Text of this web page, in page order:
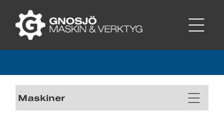
Maskiner